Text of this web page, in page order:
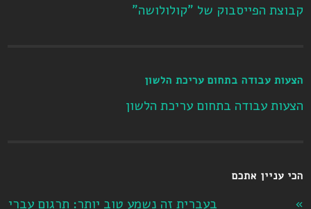
קבוצת הפייסבוק של "קולולושה"
הצעות עבודה בתחום עריכת הלשון
הצעות עבודה בתחום עריכת הלשון
הכי עניין אתכם
בעברית זה נשמע טוב יותר: תרגום עברי